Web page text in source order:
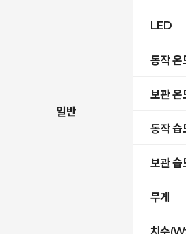
일반
LED
동작 온
보관 온
동작 습
보관 습
무게